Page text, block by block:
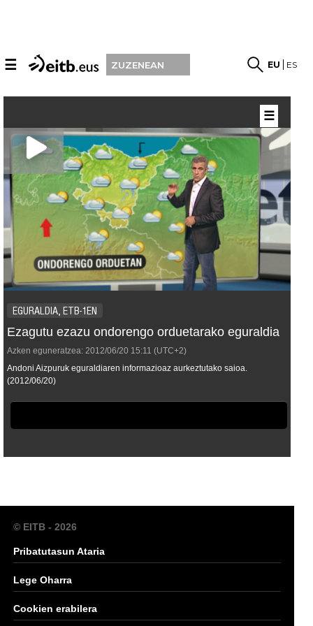
☰ ZUZENEAN EU ES
EGURALDIA, ETB-1EN
Ezagutu ezazu ondorengo orduetarako eguraldia
Azken eguneratzea: 2012/06/20 15:11 (UTC+2)
Andoni Aizpuruk eguraldiaren informazioaz aurkeztutako saioa.
(2012/06/20)
☰
© EITB - 2026
Pribatutasun Ataria
Lege Oharra
Cookien erabilera